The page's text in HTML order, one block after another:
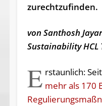
zurechtzufinden.
von Santhosh
Sustainability HCL
E rstaunlich:
mehr als 170